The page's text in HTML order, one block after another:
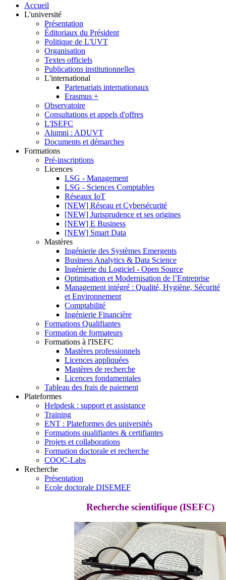
Accueil
L'université
Présentation
Éditoriaux du Président
Politique de L'UVT
Organisation
Textes officiels
Publications institutionnelles
L'international
Partenariats internationaux
Erasmus +
Observatoire
Consultations et appels d'offres
L'ISEFC
Alumni : ADUVT
Documents et démarches
Formations
Pré-inscriptions
Licences
LSG - Management
LSG - Sciences Comptables
Réseaux IoT
[NEW] Réseau et Cybersécurité
[NEW] Jurisprudence et ses origines
[NEW] E Business
[NEW] Smart Data
Mastères
Ingénierie des Systèmes Emergents
Business Analytics & Data Science
Ingénierie du Logiciel - Open Source
Optimisation et Modernisation de l’Entreprise
Management intégré : Qualité, Hygiène, Sécurité
et Environnement
Comptabilité
Ingénierie Financière
Formations Qualifiantes
Formation de formateurs
Formations à l'ISEFC
Mastères professionnels
Licences appliquées
Mastères de recherche
Licences fondamentales
Tableau des frais de paiement
Plateformes
Helpdesk : support et assistance
Training
ENT : Plateformes des universités
Formations qualifiantes & certifiantes
Projets et collaborations
Formation doctorale et recherche
COOC-Labs
Recherche
Présentation
Ecole doctorale DISEMEF
Recherche scientifique (ISEFC)